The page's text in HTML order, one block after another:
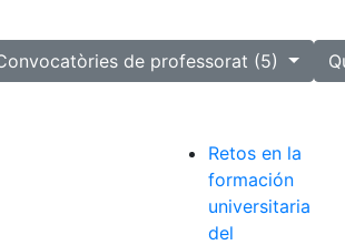
de professorat (5)
Retos en la
formación
universitaria
del